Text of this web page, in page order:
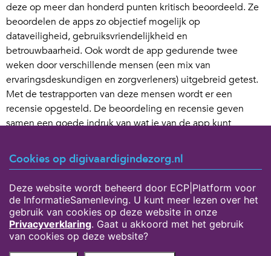
deze op meer dan honderd punten kritisch beoordeeld. Ze
beoordelen de apps zo objectief mogelijk op
dataveiligheid, gebruiksvriendelijkheid en
betrouwbaarheid. Ook wordt de app gedurende twee
weken door verschillende mensen (een mix van
ervaringsdeskundigen en zorgverleners) uitgebreid getest.
Met de testrapporten van deze mensen wordt er een
recensie opgesteld. De beoordeling en recensie geven
samen een goede indruk van wat je van de app kunt
Leermiddel
waarmee je kunt oefenen met de ggz-appwijzer.Je vindt
het leermiddel via deze link, of kies op onze website voor
lesmateriaal voor de de ggz en ga naar ‘apps & instellingen’.
Cookies op digivaardigindezorg.nl
Deze website wordt beheerd door ECP|Platform voor
de InformatieSamenleving. U kunt meer lezen over het
gebruik van cookies op deze website in onze
Privacyverklaring. Gaat u akkoord met het gebruik
van cookies op deze website?